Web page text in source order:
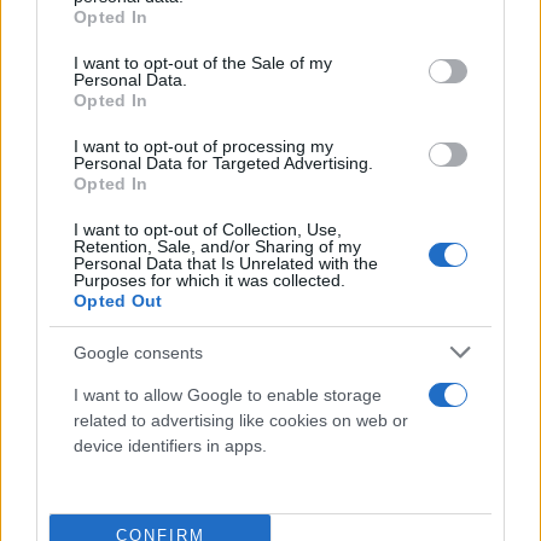
grant or deny consent to Google and its third-party tags to
use your data for below specified purposes in below Google
consent section.
Opted In
I want to opt-out of the Sale of my
Personal Data.
Opted In
I want to opt-out of processing my
Personal Data for Targeted Advertising.
Opted In
I want to opt-out of Collection, Use,
Retention, Sale, and/or Sharing of my
Personal Data that Is Unrelated with the
Purposes for which it was collected.
Opted Out
Google consents
I want to allow Google to enable storage
related to advertising like cookies on web or
device identifiers in apps.
CONFIRM
Είναι ένας δρόμος 12,5 χλμ, ένας δρόμος ο οποίος
αλλά δυστυχώς ποτέ δεν ολοκληρωνόταν. Εμείς όχι
απλά δημοπρατήσαμε το έργο, το
συμβασιοποιήσαμε και το ολοκληρώσαμε, αλλά
κάναμε και κάτι που σπανίζει: Παραδίδουμε το
εργολάβου.
Αυτό το έργο όμως είναι ένα από τα πολλά έργα
που κάνουμε στην ευρύτερη περιοχή. Διότι μαζί με
το Μετρό Θεσσαλονίκης, μαζί με την οδική
σύνδεση που φτάνει στο Λιμάνι Θεσσαλονίκης,
μαζί με το flyover και όλα τα σιδηροδρομικά έργα
Θεσσαλονίκη, πλέον αφήνει το χθες πίσω.